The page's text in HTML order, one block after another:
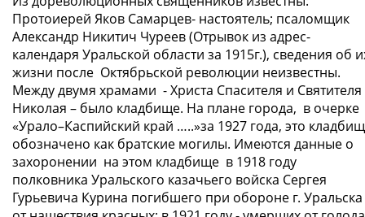
Протоиерей Яков Самарцев- настоятель; псаломщик
Александр Никитич Чуреев (Отрывок из адрес-
календаря Уральской области за 1915г.), сведения об
жизни после Октябрьской революции неизвестны.
Между двумя храмами - Христа Спасителя и Святителя
Николая – было кладбище. На плане города, в очерке
«Урало–Каспийский край …..»за 1927 года, это
обозначено как братские могилы. Имеются данные о
захоронении на этом кладбище в 1918 году
полковника Уральского казачьего войска Сергея
Гурьевича Курина погибшего при обороне г. Уральска